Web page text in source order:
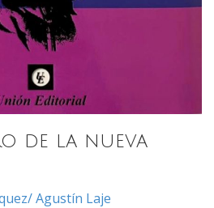
de la nueva
Agustín Laje